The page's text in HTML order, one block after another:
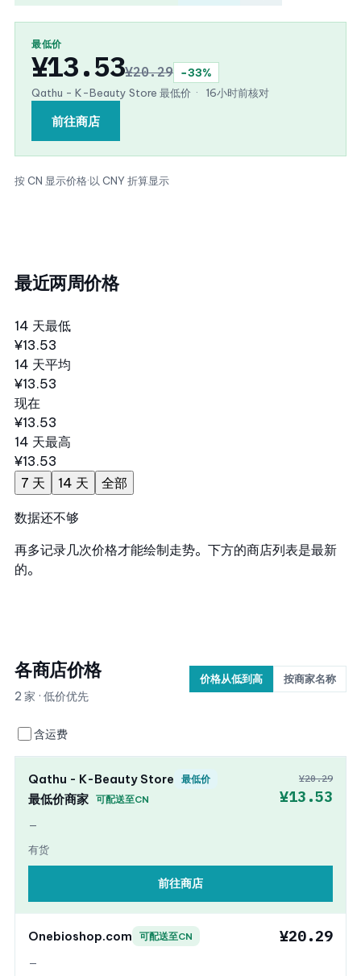
最低价
¥13.53¥20.29
−33%
Qathu - K-Beauty Store 最低价 · 16小时前核对
前往商店
按 CN 显示价格·以 CNY 折算显示
最近两周价格
14 天最低
¥13.53
14 天平均
¥13.53
现在
¥13.53
14 天最高
¥13.53
7 天
14 天 全部
数据还不够
再多记录几次价格才能绘制走势。下方的商店列表是最新
的。
各商店价格
2 家 · 低价优先
价格从低到高 按商家名称
含运费
Qathu - K-Beauty Store 最低价
最低价商家 可配送至CN
—
有货
¥20.29
¥13.53
前往商店
Onebioshop.com 可配送至CN
—
¥20.29